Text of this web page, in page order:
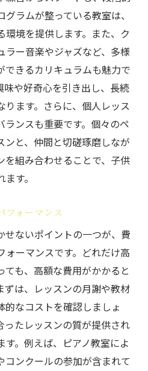
ッスンの工夫
さを伝える方法
出すアクティビティ
会を増やす
楽しさ
ねるレッスン
びで注意すべきポイント
キュラム
費用と条件
のサポート体制
教室で失敗しないためのポ
室を見つけるためのヒン
た教室選び
ラムが整っている教室は、
環境を提供します。また、ク
ラー音楽やジャズなど、多様
できるカリキュラムも魅力で
味や好奇心を引き出し、長続
ります。さらに、個人レッス
ランスも重要です。個々のペ
ンと、仲間と切磋琢磨しなが
を組み合わせることで、子供
す。
フォーマンス
せないポイントの一つが、費
ォーマンスです。どれだけ高
も、高額な費用がかかると
ずは、レッスンの月謝や教材
なコストを確認しましょ
ったレッスンの質が提供され
。例えば、ピアノ教室によ
コンクールの参加が含まれて